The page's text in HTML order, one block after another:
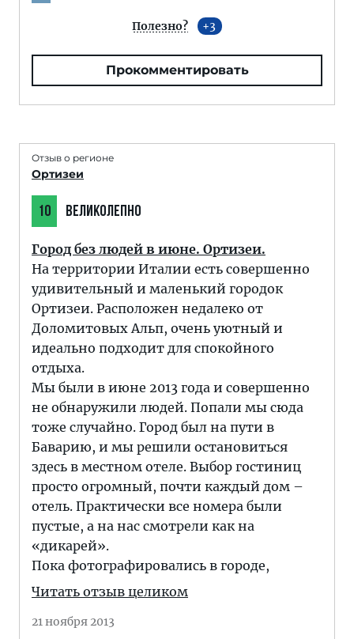
Полезно? 3
Прокомментировать
Отзыв о регионе
Ортизеи
10 ВЕЛИКОЛЕПНО
Город без людей в июне. Ортизеи.
На территории Италии есть совершенно
удивительный и маленький городок
Ортизеи. Расположен недалеко от
Доломитовых Альп, очень уютный и
идеально подходит для спокойного
отдыха.
Мы были в июне 2013 года и совершенно
не обнаружили людей. Попали мы сюда
тоже случайно. Город был на пути в
Баварию, и мы решили остановиться
здесь в местном отеле. Выбор гостиниц
просто огромный, почти каждый дом –
отель. Практически все номера были
пустые, а на нас смотрели как на
«дикарей».
Пока фотографировались в городе,
Читать отзыв целиком
21 ноября 2013